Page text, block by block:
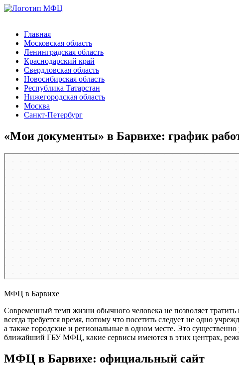
Главная
Московская область
Ленинградская область
Краснодарский край
Свердловская область
Новосибирская область
Республика Татарстан
Нижегородская область
Москва
Санкт-Петербург
«Мои документы» в Барвихе: график
МФЦ в Барвихе
Современный темп жизни обычного человека не позволяет
всегда требуется время, потому что посетить следует не одно
а также городские и региональные в одном месте. Это
ближайший ГБУ МФЦ, какие сервисы имеются в этих центрах,
МФЦ в Барвихе: официальный сайт